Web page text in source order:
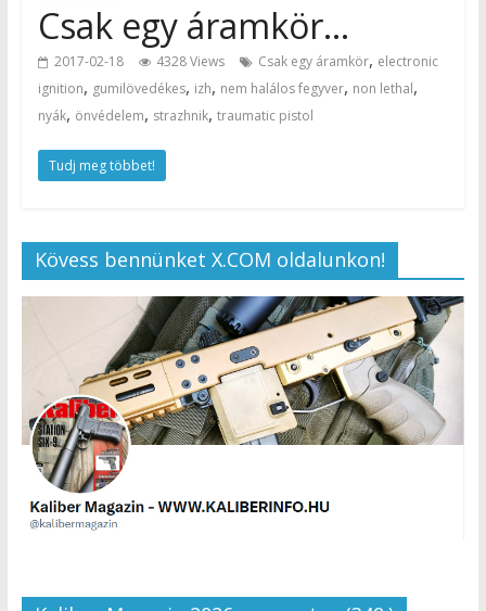
Csak egy áramkör…
2017-02-18 4328 Views Csak egy áramkör, electronic
ignition, gumilövedékes, izh, nem halálos fegyver, non lethal,
nyák, önvédelem, strazhnik, traumatic pistol
Tudj meg többet!
Kövess bennünket X.COM oldalunkon!